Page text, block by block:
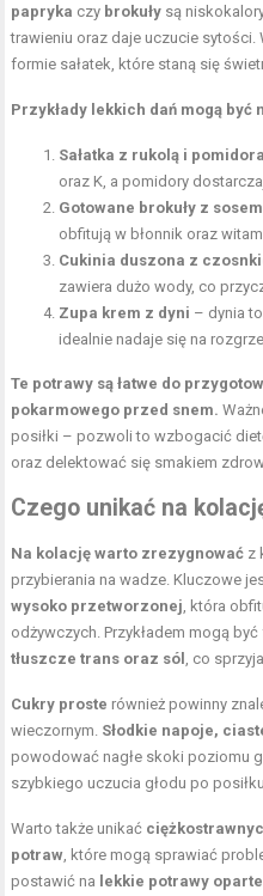
papryka czy brokuły są
trawieniu oraz daje uczucie
formie sałatek, które staną się
Przykłady lekkich dań mogą być
Sałatka z rukolą i
oraz K, a pomidory
Gotowane brokuły z
obfitują w błonnik oraz
Cukinia duszona z
zawiera dużo wody, co
Zupa krem z dyni – dynia
idealnie nadaje się na
Te potrawy są łatwe do
pokarmowego przed snem.
posiłki – pozwoli to wzbogacić
oraz delektować się smakiem
Czego unikać na
Na kolację warto zrezygnować z
przybierania na wadze. Kluczowe
wysoko przetworzonej , która
odżywczych. Przykładem mogą
tłuszcze trans oraz sól
, co
Cukry proste również powinny
wieczornym. Słodkie napoje,
powodować nagłe skoki poziomu
szybkiego uczucia głodu po
Warto także unikać
potraw , które mogą sprawiać
postawić na lekkie potrawy